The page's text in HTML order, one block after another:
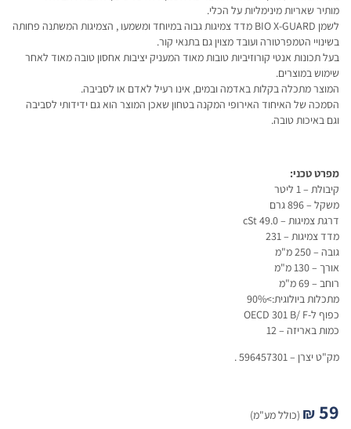
מותיר שאריות מינימליות על הכלי.
לשמן BIO X-GUARD מדד צמיגות גבוה במיוחד ומשמעו , הצמיגות המשתנה פחותה
בשינויי הטמפרטורה ועובד מצוין גם בתנאי קור.
בעל תכונות אנטי קורוזיביות טובות מאוד המעניק יציבות אחסון טובה מאוד לאחר
שימוש במוצרים.
המוצר מתכלה בקלות באדמה ובמים, אינו רעיל לאדם או לסביבה.
הסמכה של האיחוד האירופי המקנה בטחון שאכן המוצר הוא גם ידידותי לסביבה
וגם באיכות טובה.
מפרט טכני:
קיבולת – 1 ליטר
משקל – 896 גרם
דרגת צמיגות – cSt 49.0
מדד צמיגות – 231
גובה – 250 מ"מ
אורך – 130 מ"מ
רוחב – 69 מ"מ
מתכלות ביולוגית:>90%
כפוף ל-OECD 301 B/ F
כמות באריזה – 12
מק"ט יצרן – 596457301 .
₪59 (כולל מע"מ)